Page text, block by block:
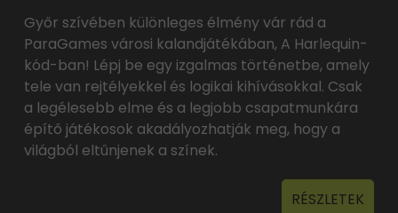
Győr szívében különleges élmény vár rád a
ParaGames városi kalandjátékában, A Harlequin-
kód-ban! Lépj be egy izgalmas történetbe, amely
tele van rejtélyekkel és logikai kihívásokkal. Csak
a legélesebb elme és a legjobb csapatmunkára
építő játékosok akadályozhatják meg, hogy a
világból eltűnjenek a színek.
RÉSZLETEK